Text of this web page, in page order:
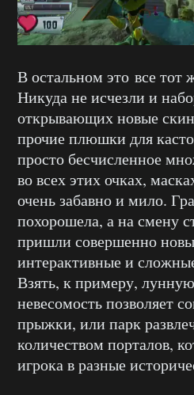
В остальном это все тот
Никуда не исчезли и
открывающих новые
прочие плюшки для
просто бесчисленное
во всех этих очках,
очень забавно и мило.
похорошела, а на смену
пришли совершенно
интерактивные и
Взять, к примеру, лунную
невесомость позволяет
прыжки, или парк
количеством порталов,
игрока в разные